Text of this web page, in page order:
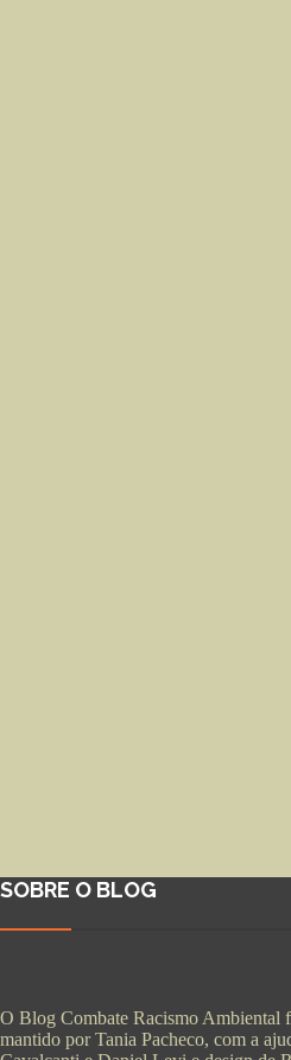
SOBRE O BLOG
O Blog Combate Racismo Ambiental
mantido por Tania Pacheco, com a